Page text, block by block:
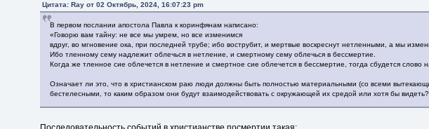
Цитата: Ray от 02 Октябрь, 2024, 16:07:23 pm
В первом послании апостола Павла к коринфянам написано:
«Говорю вам тайну: не все мы умрем, но все изменимся
вдруг, во мгновение ока, при последней трубе; ибо вострубит, и мертвые воскреснут нетленными, а мы
Ибо тленному сему надлежит облечься в нетление, и смертному сему облечься в бессмертие.
Когда же тленное сие облечется в нетление и смертное сие облечется в бессмертие, тогда сбудется слово
Означает ли это, что в христианском раю люди должны быть полностью материальными (со всеми
бестелесными, то каким образом они будут взаимодействовать с окружающей их средой или хотя бы видеть?